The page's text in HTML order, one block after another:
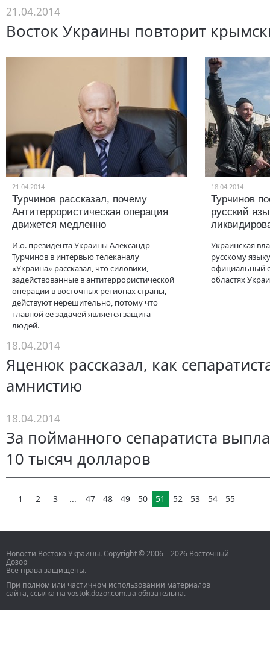
21.04.2014
Восток Украины повторит
21.04.2014
Турчинов рассказал, почему
Антитеррористическая операция
движется медленно
И.о. президента Украины Александр
Турчинов в интервью телеканалу
«Украина» рассказал, что силовики,
задействованные в антитеррористической
операции в восточных регионах страны,
действуют нерешительно, потому что
главной ее задачей является защита
людей.
18.04.2014
Турчинов
русский
Украинская
русскому
официальный
областях
18.04.2014
Яценюк рассказал, как
амнистию
18.04.2014
За пойманного сепаратиста
10 тысяч долларов
1 2 3 ... 47 48 49 50 51 52 53 54 55
Новости Востока Украины. Copyright © 2006—2026 Восточный
Дозор
Все права защищены.
При полном или частичном использовании материалов
сайта, ссылка на vostok.dozor.com.ua обязательна.